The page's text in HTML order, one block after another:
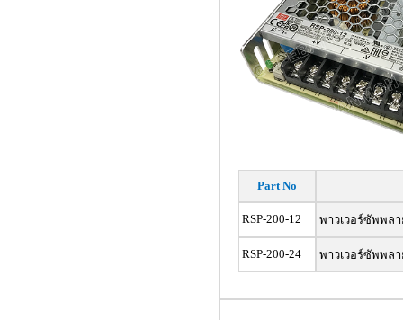
Part No
RSP-200-12 พาวเวอร์ซัพพลา
RSP-200-24 พาวเวอร์ซัพพลา